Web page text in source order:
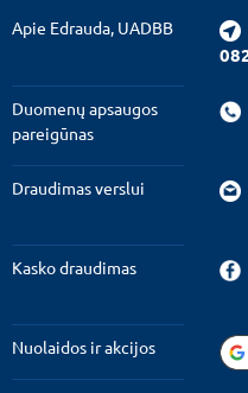
Apie Edrauda, UADBB
Duomenų apsaugos
pareigūnas
Draudimas verslui
Kasko draudimas
Nuolaidos ir akcijos